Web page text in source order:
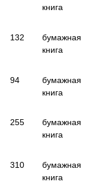
книга
132
бумажная
книга
94
бумажная
книга
255
бумажная
книга
310
бумажная
книга